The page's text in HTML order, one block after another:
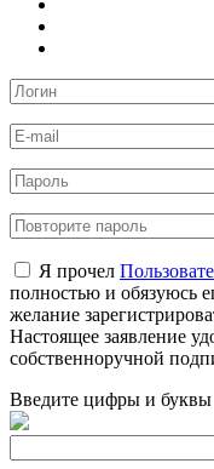
Я прочел
полностью и обязуюсь
желание
Настоящее заявление
собственноручной
Введите цифры и буквы